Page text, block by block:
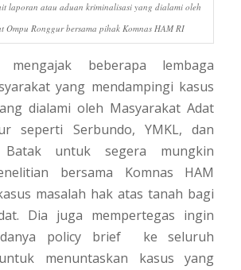
laporan atau aduan kriminalisasi yang dialami oleh
Ompu Ronggur bersama pihak Komnas HAM RI
beberapa lembaga
yang mendampingi kasus
dialami oleh Masyarakat Adat
seperti Serbundo, YMKL, dan
untuk segera mungkin
bersama Komnas HAM
masalah hak atas tanah bagi
Dia juga mempertegas ingin
policy brief
ke seluruh
menuntaskan kasus yang